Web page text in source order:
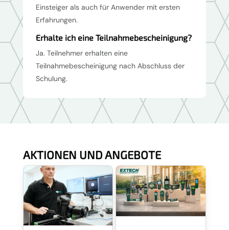
Einsteiger als auch für Anwender mit ersten
Erfahrungen.
Erhalte ich eine Teilnahmebescheinigung?
Ja. Teilnehmer erhalten eine
Teilnahmebescheinigung nach Abschluss der
Schulung.
AKTIONEN UND ANGEBOTE